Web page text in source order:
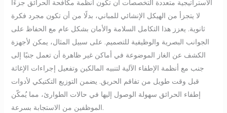
الاستراتيجية متعددة التخصصات أن تكون أنظمة مكافحة الحرائق جزءًا
لا يتجزأ من الهيكل الإنشائي للمباني، بدلًا من أن تكون مجرد فكرة
ثانوية. يعزز هذا التكامل السلامة والأمان بشكل عام مع الحفاظ على
الجوانب البصرية والوظيفية للتصميم. على سبيل المثال، يمكن لأجهزة
الكشف عن الغاز الموضوعة في أماكن غير ظاهرة أن تعمل جنبًا إلى
جنب مع أنظمة الإطفاء الآلية لتنبيه المالكين وتفعيل إجراءات الإغاثة
قبل وقت طويل من تفاقم الحريق. يضمن التوزيع التكتيكي لأدوات
إطفاء الحرائق سهولة الوصول إليها في حالات الطوارئ، مما يُمكّن
الموظفين من الاستجابة بسرعة.